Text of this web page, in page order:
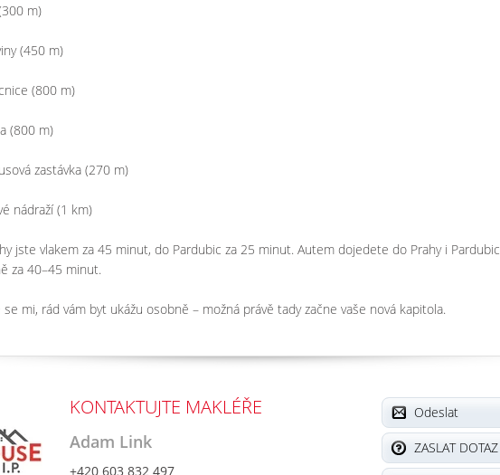
m)
(450 m)
(800 m)
(800 m)
zastávka (270 m)
nádraží (1 km)
jste vlakem za 45 minut, do Pardubic za 25 minut. Autem dojedete do Prahy i Pardubic
za 40–45 minut.
se mi, rád vám byt ukážu osobně – možná právě tady začne vaše nová kapitola.
KONTAKTUJTE MAKLÉŘE
Adam Link
+420 603 832 497
Odeslat
ZASLAT DOTAZ